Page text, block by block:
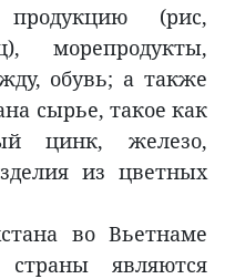
продукцию (рис,
морепродукты,
обувь; а также
сырье, такое как
цинк, железо,
из цветных
во Вьетнаме
являются